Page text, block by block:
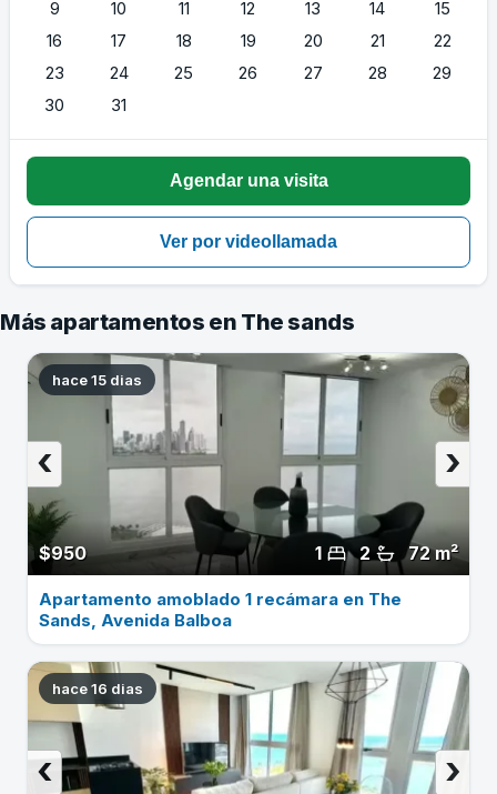
9 10 11 12 13 14
15
16
17 18 19 20 21
22
23
24 25 26 27 28
29
30
31
Más apartamentos en The sands
hace 15 dias
$950 72 m²
2
1
›
‹
Apartamento amoblado 1 recámara en The
Sands, Avenida Balboa
hace 16 dias
›
‹